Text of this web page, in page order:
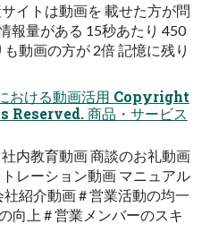
イトは動画を 載せた⽅が問
報量がある 15秒あたり 450
動画の⽅が 2倍 記憶に残り
おける動画活⽤ Copyright
商品・サービス
内教育動画 商談のお礼動画
レーション動画 マニュアル
紹介動画 # 営業活動の均⼀
向上 # 営業メンバーのスキ